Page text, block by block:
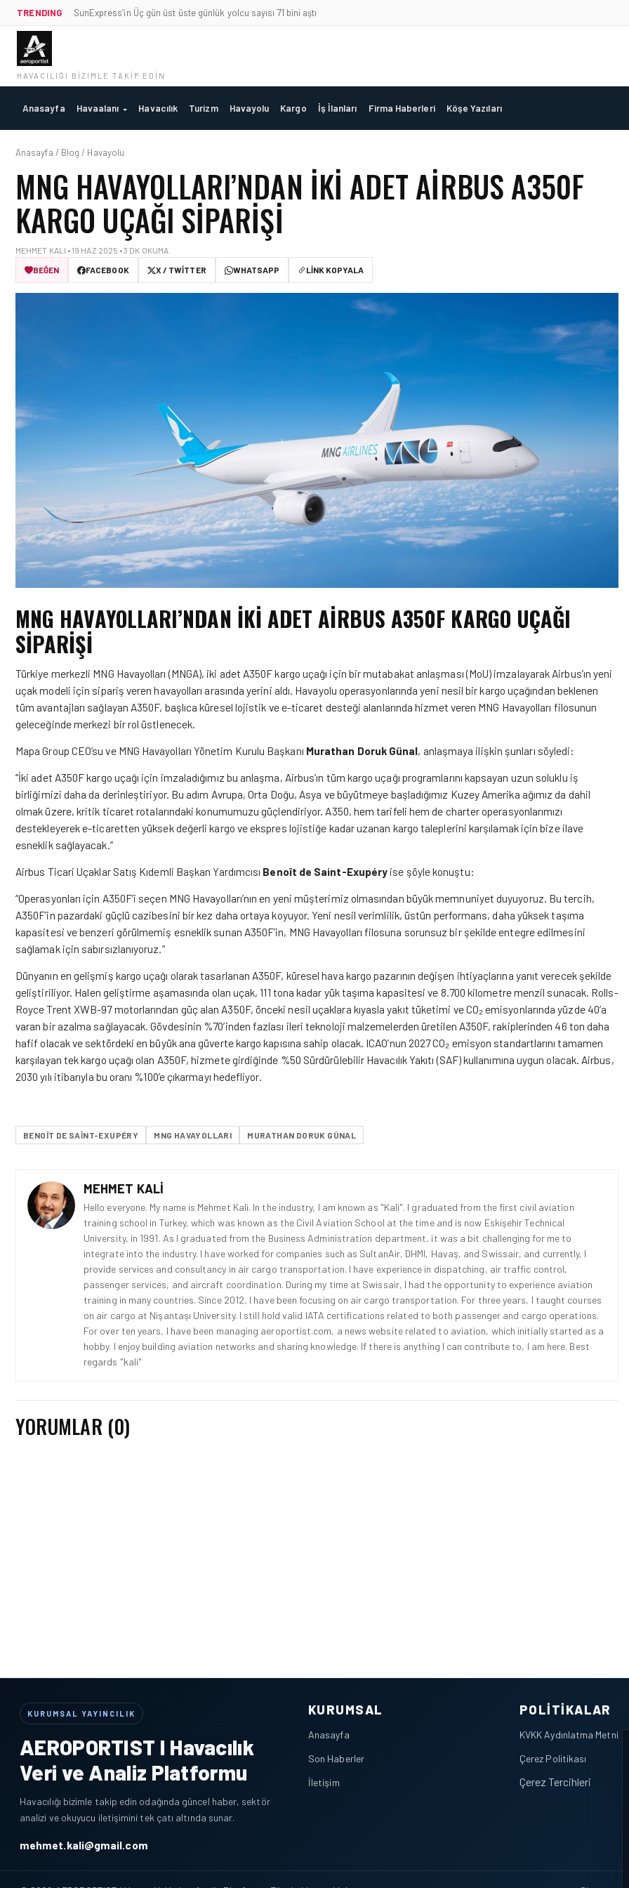
TRENDING SunExpress’in Üç gün üst üste günlük yolcu sayısı 71 bini aştı
HAVACILIĞI BIZIMLE TAKIP EDIN
Anasayfa Havaalanı Havacılık Turizm Havayolu Kargo İş İlanları Firma Haberleri Köşe Yazıları
Anasayfa / Blog / Havayolu
MNG HAVAYOLLARI’NDAN IKI ADET AIRBUS A350F
KARGO UÇAĞI SIPARIŞI
MEHMET KALI • 19 HAZ 2025 • 3 DK OKUMA
BEĞEN
FACEBOOK X / TWITTER WHATSAPP LINK KOPYALA
MNG HAVAYOLLARI’NDAN IKI ADET AIRBUS A350F KARGO UÇAĞI
SIPARIŞI
Türkiye merkezli MNG Havayolları (MNGA), iki adet A350F kargo uçağı için bir mutabakat anlaşması (MoU) imzalayarak Airbus’ın yeni
uçak modeli için sipariş veren havayolları arasında yerini aldı. Havayolu operasyonlarında yeni nesil bir kargo uçağından beklenen
tüm avantajları sağlayan A350F, başlıca küresel lojistik ve e-ticaret desteği alanlarında hizmet veren MNG Havayolları filosunun
geleceğinde merkezi bir rol üstlenecek.
Mapa Group CEO’su ve MNG Havayolları Yönetim Kurulu Başkanı Murathan Doruk Günal, anlaşmaya ilişkin şunları söyledi:
“İki adet A350F kargo uçağı için imzaladığımız bu anlaşma, Airbus’ın tüm kargo uçağı programlarını kapsayan uzun soluklu iş
birliğimizi daha da derinleştiriyor. Bu adım Avrupa, Orta Doğu, Asya ve büyütmeye başladığımız Kuzey Amerika ağımız da dahil
olmak üzere, kritik ticaret rotalarındaki konumumuzu güçlendiriyor. A350, hem tarifeli hem de charter operasyonlarımızı
destekleyerek e-ticaretten yüksek değerli kargo ve ekspres lojistiğe kadar uzanan kargo taleplerini karşılamak için bize ilave
esneklik sağlayacak.”
Airbus Ticari Uçaklar Satış Kıdemli Başkan Yardımcısı Benoît de Saint-Exupéry ise şöyle konuştu:
“Operasyonları için A350F’i seçen MNG Havayolları’nın en yeni müşterimiz olmasından büyük memnuniyet duyuyoruz. Bu tercih,
A350F’in pazardaki güçlü cazibesini bir kez daha ortaya koyuyor. Yeni nesil verimlilik, üstün performans, daha yüksek taşıma
kapasitesi ve benzeri görülmemiş esneklik sunan A350F’in, MNG Havayolları filosuna sorunsuz bir şekilde entegre edilmesini
sağlamak için sabırsızlanıyoruz.”
Dünyanın en gelişmiş kargo uçağı olarak tasarlanan A350F, küresel hava kargo pazarının değişen ihtiyaçlarına yanıt verecek şekilde
geliştiriliyor. Halen geliştirme aşamasında olan uçak, 111 tona kadar yük taşıma kapasitesi ve 8.700 kilometre menzil sunacak. Rolls-
Royce Trent XWB-97 motorlarından güç alan A350F, önceki nesil uçaklara kıyasla yakıt tüketimi ve CO₂emisyonlarında yüzde 40’a
varan bir azalma sağlayacak. Gövdesinin %70’inden fazlası ileri teknoloji malzemelerden üretilen A350F, rakiplerinden 46 ton daha
hafif olacak ve sektördeki en büyük ana güverte kargo kapısına sahip olacak. ICAO’nun 2027 CO₂ emisyon standartlarını tamamen
karşılayan tek kargo uçağı olan A350F, hizmete girdiğinde %50 Sürdürülebilir Havacılık Yakıtı (SAF) kullanımına uygun olacak. Airbus,
2030 yılı itibarıyla bu oranı %100’e çıkarmayı hedefliyor.
BENOÎT DE SAINT-EXUPÉRY MNG HAVAYOLLARI MURATHAN DORUK GÜNAL
MEHMET KALI
Hello everyone. My name is Mehmet Kali. In the industry, I am known as "Kali". I graduated from the first civil aviation
training school in Turkey, which was known as the Civil Aviation School at the time and is now Eskişehir Technical
University, in 1991. As I graduated from the Business Administration department, it was a bit challenging for me to
integrate into the industry. I have worked for companies such as SultanAir, DHMI, Havaş, and Swissair, and currently, I
provide services and consultancy in air cargo transportation. I have experience in dispatching, air traffic control,
passenger services, and aircraft coordination. During my time at Swissair, I had the opportunity to experience aviation
training in many countries. Since 2012, I have been focusing on air cargo transportation. For three years, I taught courses
on air cargo at Nişantaşı University. I still hold valid IATA certifications related to both passenger and cargo operations.
For over ten years, I have been managing aeroportist.com, a news website related to aviation, which initially started as a
hobby. I enjoy building aviation networks and sharing knowledge. If there is anything I can contribute to, I am here. Best
regards "kali"
YORUMLAR (0)
KURUMSAL YAYINCILIK
AEROPORTIST I Havacılık
Veri ve Analiz Platformu
Havacılığı bizimle takip edin odağında güncel haber, sektör
analizi ve okuyucu iletişimini tek çatı altında sunar.
mehmet.kali@gmail.com
KURUMSAL
Anasayfa
Son Haberler
İletişim
POLITIKALAR
KVKK Aydınlatma Metni
Çerez Politikası
Çerez Tercihleri